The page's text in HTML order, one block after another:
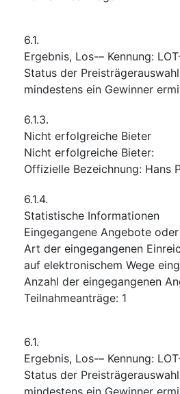
6.1.
Ergebnis, Los-– Kennung:
Status der Preisträgerauswahl
mindestens ein Gewinner
6.1.3.
Nicht erfolgreiche Bieter
Nicht erfolgreiche Bieter:
Offizielle Bezeichnung: Hans
6.1.4.
Statistische Informationen
Eingegangene Angebote
Art der eingegangenen
auf elektronischem Wege
Anzahl der eingegangenen
Teilnahmeanträge: 1
6.1.
Ergebnis, Los-– Kennung:
Status der Preisträgerauswahl
mindestens ein Gewinner